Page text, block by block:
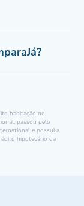
habitação no
passou pelo
e possui a
hipotecário da